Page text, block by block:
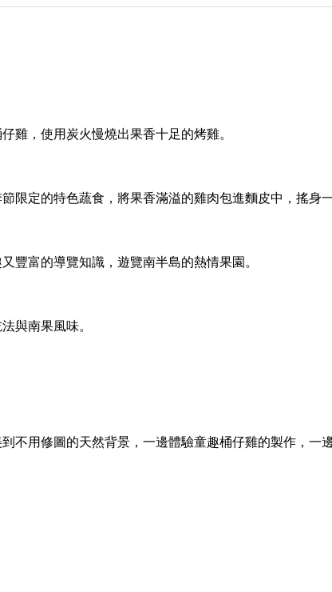
雞，使用炭火慢燒出果香十足的烤雞。
限定的特色蔬食，將果香滿溢的雞肉包進麵皮中，搖身
豐富的導覽知識，遊覽南半島的熱情果園。
與南果風味。
不用修圖的天然背景，一邊體驗童趣桶仔雞的製作，一